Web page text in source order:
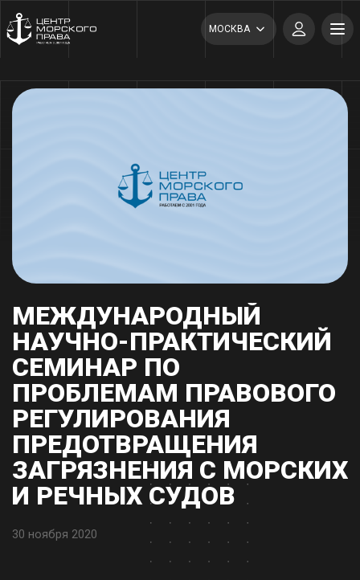
МОСКВА
МЕЖДУНАРОДНЫЙ
НАУЧНО-ПРАКТИЧЕСКИЙ
СЕМИНАР ПО
ПРОБЛЕМАМ ПРАВОВОГО
РЕГУЛИРОВАНИЯ
ПРЕДОТВРАЩЕНИЯ
ЗАГРЯЗНЕНИЯ С МОРСКИХ
И РЕЧНЫХ СУДОВ
30 ноября 2020